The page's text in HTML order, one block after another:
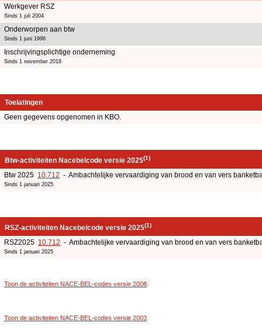
Werkgever RSZ
Sinds 1 juli 2004
Onderworpen aan btw
Sinds 1 juni 1996
Inschrijvingsplichtige onderneming
Sinds 1 november 2018
Toelatingen
Geen gegevens opgenomen in KBO.
Btw-activiteiten Nacebelcode versie 2025(1)
Btw 2025 10.712 - Ambachtelijke vervaardiging van brood en van vers
Sinds 1 januari 2025
RSZ-activiteiten Nacebelcode versie 2025(1)
RSZ2025 10.712 - Ambachtelijke vervaardiging van brood en van vers
Sinds 1 januari 2025
Toon de activiteiten NACE-BEL-codes versie 2008
Toon de activiteiten NACE-BEL-codes versie 2003